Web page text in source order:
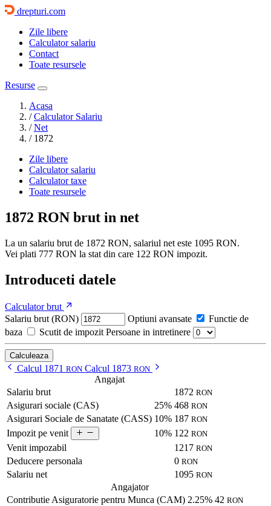
drepturi.com
Zile libere
Calculator salariu
Contact
Toate resursele
Resurse
Acasa
/ Calculator Salariu
/ Net
/ 1872
Zile libere
Calculator salariu
Calculator taxe
Toate resursele
1872 RON brut in net
La un salariu brut de 1872 RON, salariul net este 1095 RON.
Vei plati 777 RON la stat din care 122 RON impozit.
Introduceti datele
Calculator brut
Salariu brut (RON)
Optiuni avansate
Functie de
baza
Scutit de impozit Persoane in intretinere
Calculeaza
Calcul 1871 RON Calcul 1873 RON
Angajat
Salariu brut
1872 RON
Asigurari sociale (CAS) 25% 468 RON
Asigurari Sociale de Sanatate (CASS) 10% 187 RON
Impozit pe venit 10% 122 RON
Venit impozabil 1217 RON
Deducere personala 0 RON
Salariu net 1095 RON
Angajator
Contributie Asiguratorie pentru Munca (CAM) 2.25% 42 RON